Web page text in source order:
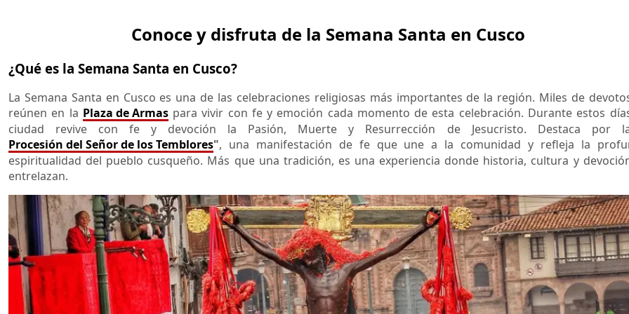
Conoce y disfruta de la Semana Santa en Cusco
¿Qué es la Semana Santa en Cusco?
La Semana Santa en Cusco es una de las celebraciones religiosas más importantes de la región. Miles de
reúnen en la Plaza de Armaspara vivir con fe y emoción cada momento de esta celebración. Durante estos
ciudad revive con fe y devoción la Pasión, Muerte y Resurrección de Jesucristo. Destaca por
Procesión del Señor de los Temblores", una manifestación de fe que une a la comunidad y refleja la
espiritualidad del pueblo cusqueño. Más que una tradición, es una experiencia donde historia, cultura y
entrelazan.